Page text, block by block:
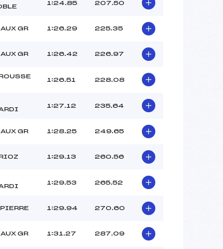
1:24.85 207.50
GR 1:26.29 225.35
GR 1:26.42 226.97
1:26.51 228.08
1:27.12 235.64
GR 1:28.25 249.65
1:29.13 260.56
1:29.53 265.52
1:29.94 270.60
GR 1:31.27 287.09